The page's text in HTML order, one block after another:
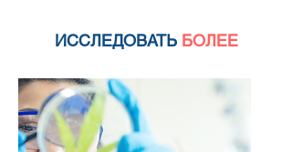
ИССЛЕДОВАТЬ БОЛЕЕ